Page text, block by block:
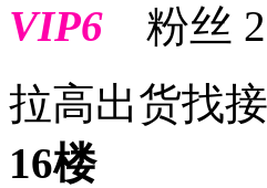
VIP6 粉丝
拉高出货找
16楼